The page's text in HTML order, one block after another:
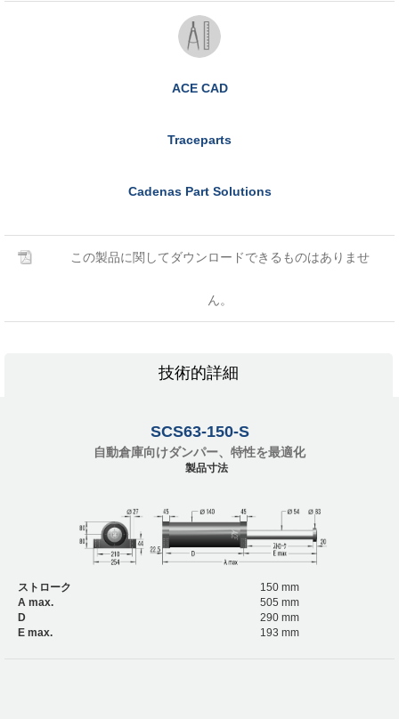
ACE CAD
Traceparts
Cadenas Part Solutions
この製品に関してダウンロードできるものはありませ
ん。
技術的詳細
SCS63-150-S
自動倉庫向けダンパー、特性を最適化
製品寸法
ストローク
150 mm
A max.
505 mm
D
290 mm
E max.
193 mm